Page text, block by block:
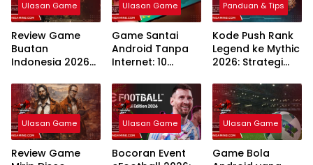
Ulasan Game
Review Game
Buatan
Indonesia 2026
Developer Lokal
Ulasan Game
Game Santai
Android Tanpa
Internet: 10
Teratas Tahun
2026
Panduan & Tips
Kode Push Rank
Legend ke Mythic
2026: Strategi
Rahasia
Winstreak
Terbaru
Ulasan Game
Review Game
Ulasan Game
Bocoran Event
Ulasan Game
Game Bola